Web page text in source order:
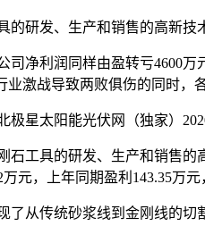
发、生产和销售的高新技
利润同样由盈转亏4600万
业激战导致两败俱伤的同时，
太阳能光伏网（独家）
具的研发、生产和销售的
元，上年同期盈利143.35万元
从传统砂浆线到金刚线的切